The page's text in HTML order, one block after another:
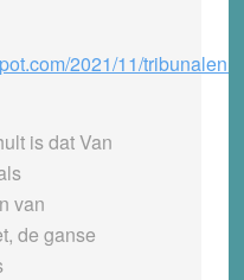
2021/11/
is dat Van
van
de ganse